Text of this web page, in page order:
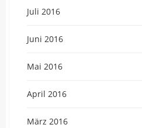
Juli 2016
Juni 2016
Mai 2016
April 2016
März 2016